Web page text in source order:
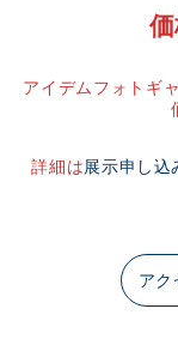
アイデムフォトギ
詳細は展示申し込
アク